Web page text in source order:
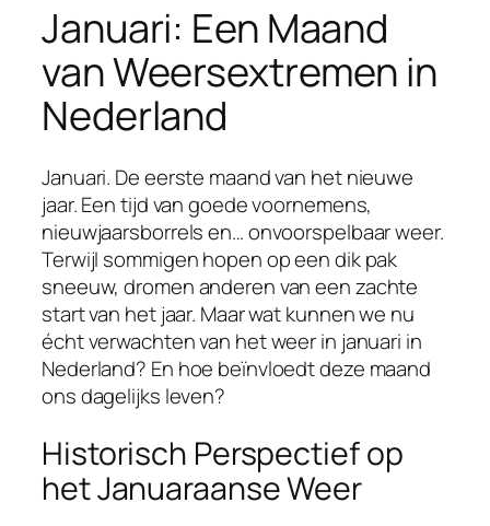
Januari: Een Maand
van Weersextremen in
Nederland
Januari. De eerste maand van het nieuwe
jaar. Een tijd van goede voornemens,
nieuwjaarsborrels en… onvoorspelbaar weer.
Terwijl sommigen hopen op een dik pak
sneeuw, dromen anderen van een zachte
start van het jaar. Maar wat kunnen we nu
écht verwachten van het weer in januari in
Nederland? En hoe beïnvloedt deze maand
ons dagelijks leven?
Historisch Perspectief op
het Januaraanse Weer